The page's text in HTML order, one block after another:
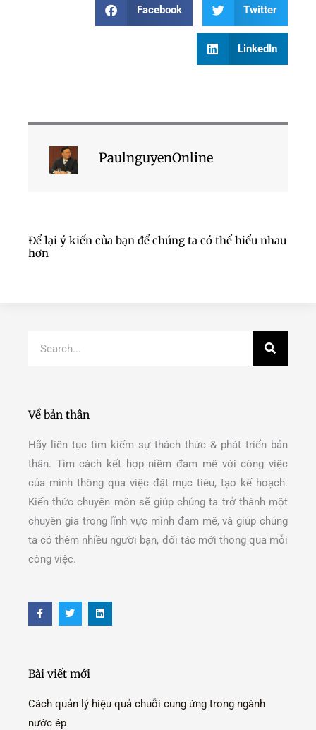
Facebook Twitter
LinkedIn
PaulnguyenOnline
Để lại ý kiến của bạn để chúng ta có thể hiểu nhau
hơn
Về bản thân
Hãy liên tục tìm kiếm sự thách thức & phát triển bản
thân. Tìm cách kết hợp niềm đam mê với công việc
của mình thông qua việc đặt mục tiêu, tạo kế hoạch.
Kiến thức chuyên môn sẽ giúp chúng ta trở thành một
chuyên gia trong lĩnh vực mình đam mê, và giúp chúng
ta có thêm nhiều người bạn, đối tác mới thong qua mỗi
công việc.
F
a
c
k
w
i
i
n
Bài viết mới
Cách quản lý hiệu quả chuỗi cung ứng trong ngành
nước ép